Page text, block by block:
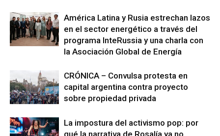
América Latina y Rusia estrechan lazos
en el sector energético a través del
programa InteRussia y una charla con
la Asociación Global de Energía
CRÓNICA – Convulsa protesta en
capital argentina contra proyecto
sobre propiedad privada
La impostura del activismo pop: por
qué la narrativa de Rosalía ya no